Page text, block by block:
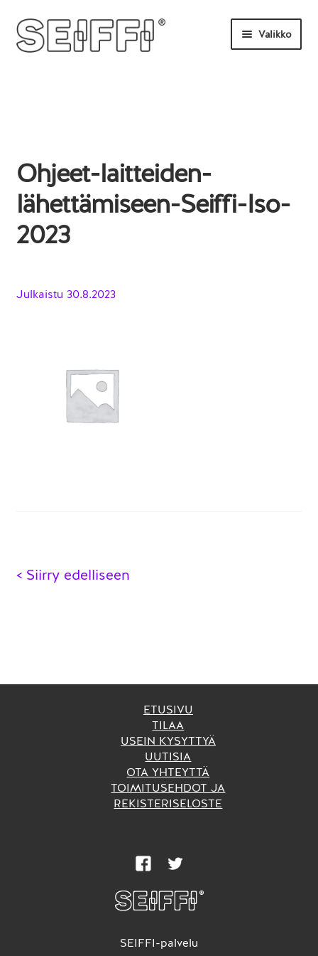
Siirry
navigointiin
Siirry
sisältöön
Valikko
Etusivu
Ota yhteyttä
Ohjeet-laitteiden-
lähettämiseen-Seiffi-Iso-
2023
Julkaistu 30.8.2023
Artikkelien
< Siirry edelliseen
ETUSIVU
TILAA
USEIN KYSYTTYÄ
UUTISIA
OTA YHTEYTTÄ
TOIMITUSEHDOT JA
REKISTERISELOSTE
SEIFFI-palvelu